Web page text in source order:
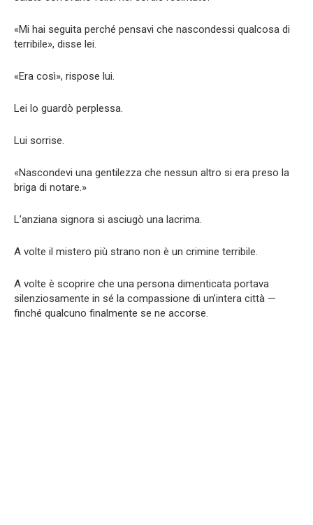
«Mi hai seguita perché pensavi che nascondessi qualcosa di
terribile», disse lei.
«Era così», rispose lui.
Lei lo guardò perplessa.
Lui sorrise.
«Nascondevi una gentilezza che nessun altro si era preso la
briga di notare.»
L’anziana signora si asciugò una lacrima.
A volte il mistero più strano non è un crimine terribile.
A volte è scoprire che una persona dimenticata portava
silenziosamente in sé la compassione di un’intera città —
finché qualcuno finalmente se ne accorse.